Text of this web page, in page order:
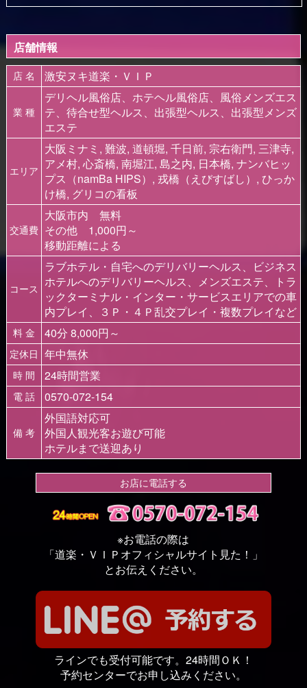
店舗情報
店 名 激安ヌキ道楽・ＶＩＰ
業 種
デリヘル風俗店、ホテヘル風俗店、風俗メンズエス
テ、待合せ型ヘルス、出張型ヘルス、出張型メンズ
エステ
エリア
大阪ミナミ, 難波, 道頓堀, 千日前, 宗右衛門, 三津寺,
アメ村, 心斎橋, 南堀江, 島之内, 日本橋, ナンバヒッ
プス（namBa HIPS）, 戎橋（えびすばし）, ひっか
け橋, グリコの看板
交通費
大阪市内 無料
その他 1,000円～
移動距離による
コース
ラブホテル・自宅へのデリバリーヘルス、ビジネス
ホテルへのデリバリーヘルス、メンズエステ、トラ
ックターミナル・インター・サービスエリアでの車
内プレイ、３Ｐ・４Ｐ乱交プレイ・複数プレイなど
料 金 40分 8,000円～
定休日 年中無休
時 間 24時間営業
電 話 0570-072-154
備 考
外国語対応可
外国人観光客お遊び可能
ホテルまで送迎あり
お店に電話する
※お電話の際は
「道楽・ＶＩＰオフィシャルサイト見た！」
とお伝えください。
ラインでも受付可能です。24時間ＯＫ！
予約センターでお申し込みください。